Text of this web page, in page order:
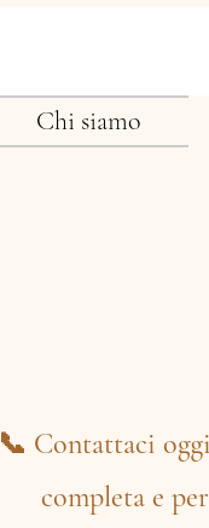
Chi siamo
📞 Contattaci
completa e